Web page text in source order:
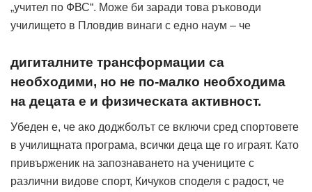
„учител по ФВС“. Може би заради това ръководи
училището в Пловдив винаги с едно наум – че
дигиталните трансформации са
необходими, но не по-малко необходима
на децата е и физическата активност.
Убеден е, че ако доджболът се включи сред спортовете
в училищната програма, всички деца ще го играят. Като
привърженик на запознаването на учениците с
различни видове спорт, Кичуков споделя с радост, че